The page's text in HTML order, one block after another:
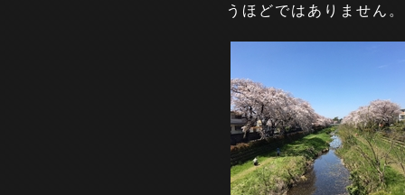
うほどではありません。